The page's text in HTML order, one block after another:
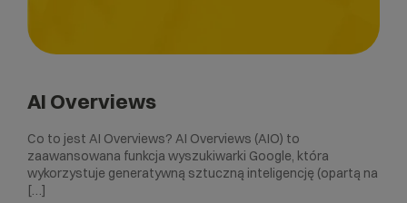
AI Overviews
Co to jest AI Overviews? AI Overviews (AIO) to
zaawansowana funkcja wyszukiwarki Google, która
wykorzystuje generatywną sztuczną inteligencję (opartą na
[…]